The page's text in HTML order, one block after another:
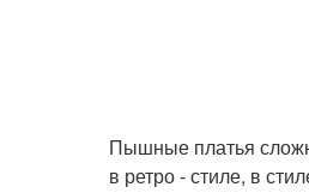
Пышные платья
в ретро - стиле, в